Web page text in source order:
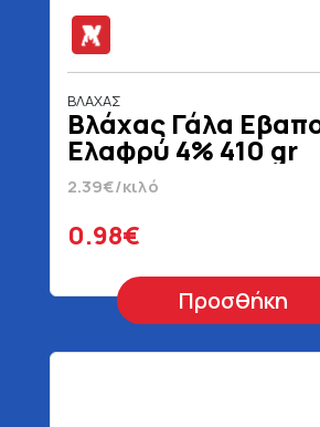
ΒΛΑΧΑΣ
Βλάχας Γάλα
Ελαφρύ 4% 410 gr
2.39€/κιλό
0.98€
Προσθήκη